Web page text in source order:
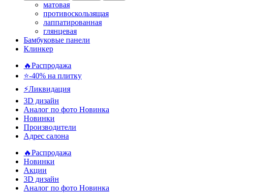
матовая
противоскользящая
лаппатированная
глянцевая
Бамбуковые панели
Клинкер
🔥Распродажа
⭐-40% на плитку
⚡️Ликвидация
3D дизайн
Аналог по фото Новинка
Новинки
Производители
Адрес салона
🔥Распродажа
Новинки
Акции
3D дизайн
Аналог по фото Новинка